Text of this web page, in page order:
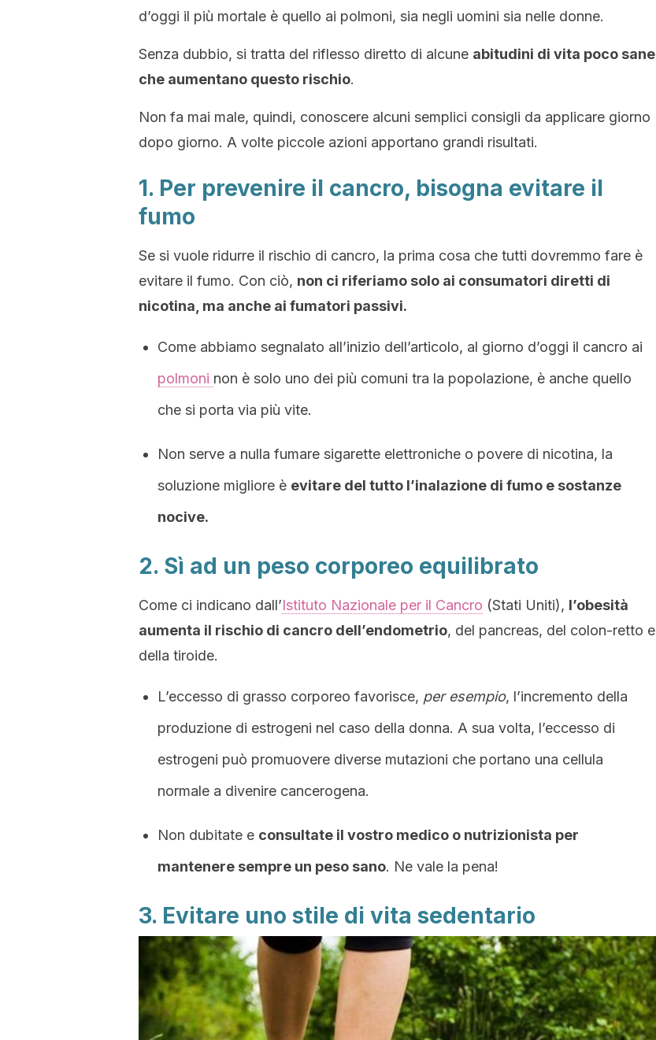
d’oggi il più mortale è quello ai polmoni, sia negli uomini sia nelle donne.
Senza dubbio, si tratta del riflesso diretto di alcune abitudini di vita poco sane
che aumentano questo rischio.
Non fa mai male, quindi, conoscere alcuni semplici consigli da applicare giorno
dopo giorno. A volte piccole azioni apportano grandi risultati.
1. Per prevenire il cancro, bisogna evitare il
fumo
Se si vuole ridurre il rischio di cancro, la prima cosa che tutti dovremmo fare è
evitare il fumo. Con ciò, non ci riferiamo solo ai consumatori diretti di
nicotina, ma anche ai fumatori passivi.
Come abbiamo segnalato all’inizio dell’articolo, al giorno d’oggi il cancro ai
polmoni non è solo uno dei più comuni tra la popolazione, è anche quello
che si porta via più vite.
Non serve a nulla fumare sigarette elettroniche o povere di nicotina, la
soluzione migliore è evitare del tutto l’inalazione di fumo e sostanze
nocive.
2. Sì ad un peso corporeo equilibrato
Come ci indicano dall’Istituto Nazionale per il Cancro (Stati Uniti), l’obesità
aumenta il rischio di cancro dell’endometrio, del pancreas, del colon-retto e
della tiroide.
L’eccesso di grasso corporeo favorisce, per esempio, l’incremento della
produzione di estrogeni nel caso della donna. A sua volta, l’eccesso di
estrogeni può promuovere diverse mutazioni che portano una cellula
normale a divenire cancerogena.
Non dubitate e consultate il vostro medico o nutrizionista per
mantenere sempre un peso sano. Ne vale la pena!
3. Evitare uno stile di vita sedentario